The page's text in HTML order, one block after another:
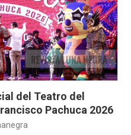
del Teatro del
Pachuca 2026